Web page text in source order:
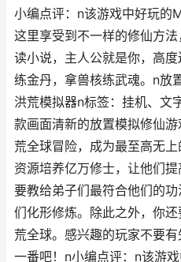
小编点评：n该游戏中好玩的
这里享受到不一样的修仙方
读小说，主人公就是你，高
练金丹，拿兽核练武魂。n放
洪荒模拟器n标签：挂机、文
款画面清新的放置模拟修仙
荒全球冒险，成为最至高无
资源培养亿万修士，让他们
要教给弟子们最符合他们的
们化形修炼。除此之外，你
荒全球。感兴趣的玩家不要
一番吧！n小编点评：n该游